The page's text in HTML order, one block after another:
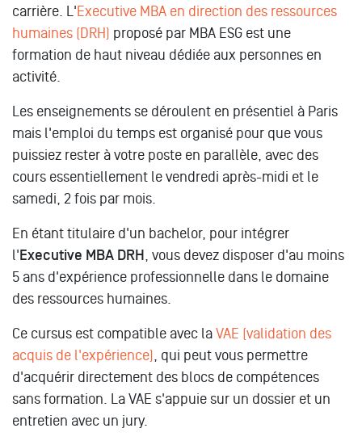
carrière. L'Executive MBA en direction des ressources
humaines (DRH) proposé par MBA ESG est une
formation de haut niveau dédiée aux personnes en
activité.
Les enseignements se déroulent en présentiel à Paris
mais l'emploi du temps est organisé pour que vous
puissiez rester à votre poste en parallèle, avec des
cours essentiellement le vendredi après-midi et le
samedi, 2 fois par mois.
En étant titulaire d'un bachelor, pour intégrer
l'Executive MBA DRH , vous devez disposer d'au moins
5 ans d'expérience professionnelle dans le domaine
des ressources humaines.
Ce cursus est compatible avec la VAE (validation des
acquis de l'expérience) , qui peut vous permettre
d'acquérir directement des blocs de compétences
sans formation. La VAE s'appuie sur un dossier et un
entretien avec un jury.